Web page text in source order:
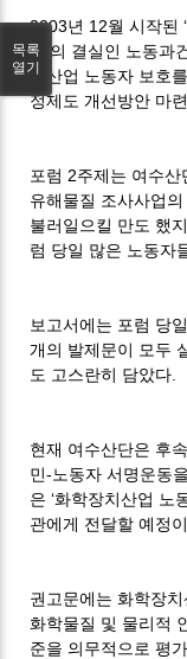
2003년 12월 시작된
업’의 결실인 노동과
치산업 노동자 보호
정제도 개선방안 마
포럼 2주제는 여수
유해물질 조사사업
불러일으킬 만도 했
럼 당일 많은 노동자
보고서에는 포럼 당
개의 발제문이 모두
도 고스란히 담았다.
현재 여수산단은 후
민-노동자 서명운동
은 ‘화학장치산업 노
관에게 전달할 예정
권고문에는 화학장
화학물질 및 물리적
준을 의무적으로 평
목록
열기